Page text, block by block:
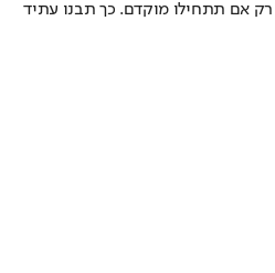
אם תתחילו מוקדם. כך תבנו עתיד